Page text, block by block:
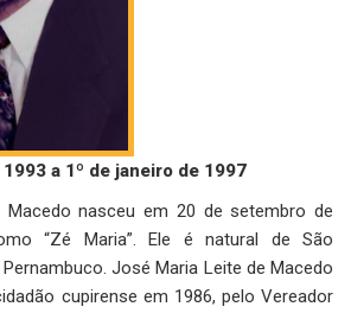
a 1º de janeiro de 1997
nasceu em 20 de setembro de
“Zé Maria”. Ele é natural de São
José Maria Leite de Macedo
cupirense em 1986, pelo Vereador